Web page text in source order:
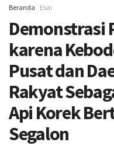
Beranda Esai
Demonstrasi
karena
Pusat dan
Rakyat
Api Korek
Segalon